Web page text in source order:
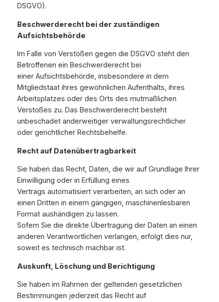
DSGVO).
Beschwerderecht bei der zuständigen
Aufsichtsbehörde
Im Falle von Verstößen gegen die DSGVO steht den
Betroffenen ein Beschwerderecht bei
einer Aufsichtsbehörde, insbesondere in dem
Mitgliedstaat ihres gewöhnlichen Aufenthalts, ihres
Arbeitsplatzes oder des Orts des mutmaßlichen
Verstoßes zu. Das Beschwerderecht besteht
unbeschadet anderweitiger verwaltungsrechtlicher
oder gerichtlicher Rechtsbehelfe.
Recht auf Datenübertragbarkeit
Sie haben das Recht, Daten, die wir auf Grundlage Ihrer
Einwilligung oder in Erfüllung eines
Vertrags automatisiert verarbeiten, an sich oder an
einen Dritten in einem gängigen, maschinenlesbaren
Format aushändigen zu lassen.
Sofern Sie die direkte Übertragung der Daten an einen
anderen Verantwortlichen verlangen, erfolgt dies nur,
soweit es technisch machbar ist.
Auskunft, Löschung und Berichtigung
Sie haben im Rahmen der geltenden gesetzlichen
Bestimmungen jederzeit das Recht auf